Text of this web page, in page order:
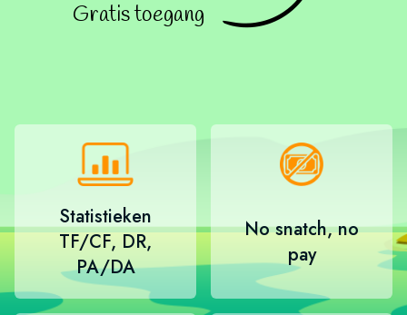
Gratis toegang
Statistieken
TF/CF, DR,
PA/DA
No snatch, no
pay